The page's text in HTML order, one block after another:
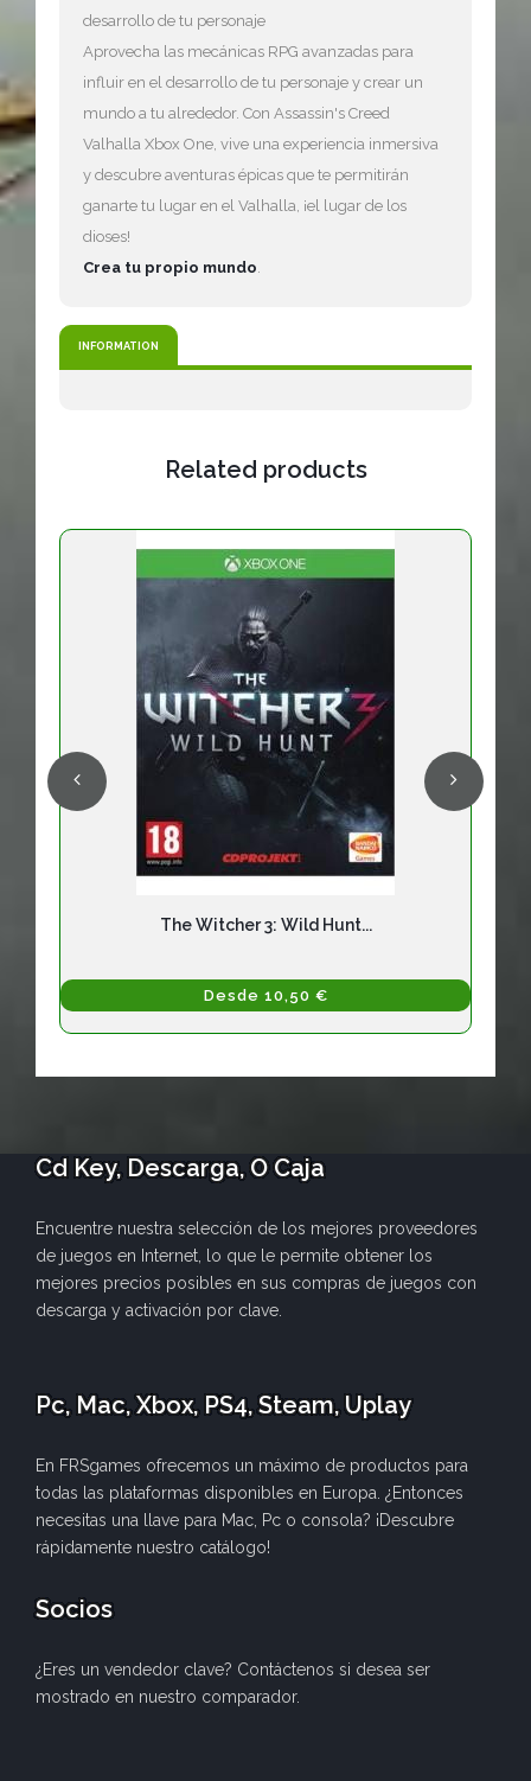
desarrollo de tu personaje
Aprovecha las mecánicas RPG avanzadas para
influir en el desarrollo de tu personaje y crear un
mundo a tu alrededor. Con Assassin's Creed
Valhalla Xbox One, vive una experiencia inmersiva
y descubre aventuras épicas que te permitirán
ganarte tu lugar en el Valhalla, ¡el lugar de los
dioses!
Crea tu propio mundo
INFORMATION
Related products
The Witcher 3: Wild Hunt...
Desde 10,50 €
Cd Key, Descarga, O Caja
Encuentre nuestra selección de los mejores proveedores
de juegos en Internet, lo que le permite obtener los
mejores precios posibles en sus compras de juegos con
descarga y activación por clave.
Pc, Mac, Xbox, PS4, Steam, Uplay
En FRSgames ofrecemos un máximo de productos para
todas las plataformas disponibles en Europa. ¿Entonces
necesitas una llave para Mac, Pc o consola? ¡Descubre
rápidamente nuestro catálogo!
Socios
¿Eres un vendedor clave? Contáctenos si desea ser
mostrado en nuestro comparador.